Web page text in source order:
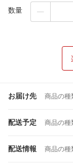
数量
お届け先 商品の種
配送予定 商品の種
配送情報 商品の種